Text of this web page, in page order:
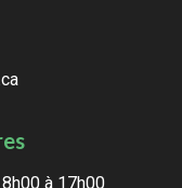
8h00 à 17h00